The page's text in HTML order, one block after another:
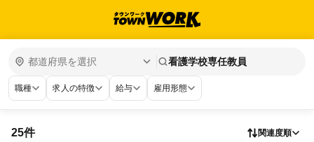
看護学校専任教員
職種 求人の特徴 給与 雇用形態
25件 関連度順